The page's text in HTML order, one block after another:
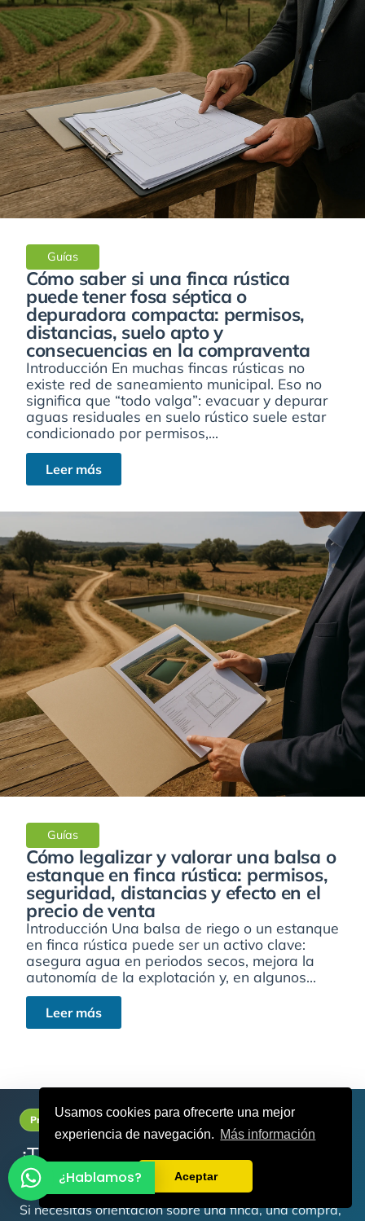
Usamos cookies para ofrecerte una mejor
experiencia de navegación. Más información
Aceptar
Guías
Cómo saber si una finca rústica
puede tener fosa séptica o
depuradora compacta: permisos,
distancias, suelo apto y
consecuencias en la compraventa
Introducción En muchas fincas rústicas no
existe red de saneamiento municipal. Eso no
significa que “todo valga”: evacuar y depurar
aguas residuales en suelo rústico suele estar
condicionado por permisos,...
Leer más
Guías
Cómo legalizar y valorar una balsa o
estanque en finca rústica: permisos,
seguridad, distancias y efecto en el
precio de venta
Introducción Una balsa de riego o un estanque
en finca rústica puede ser un activo clave:
asegura agua en periodos secos, mejora la
autonomía de la explotación y, en algunos...
Leer más
Primera consulta gratis
¿Tienes una duda técnica sobre
fincas rústicas?
Si necesitas orientación sobre una finca, una compra,
¿Hablamos?